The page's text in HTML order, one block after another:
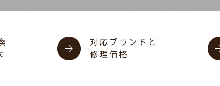
対応ブランドと
修理価格